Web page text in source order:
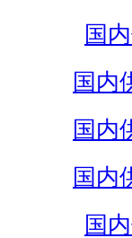
国
国内
国内
国内
国